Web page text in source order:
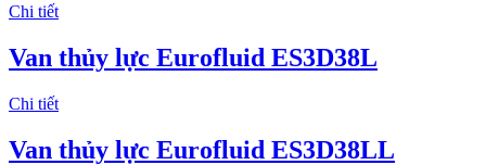
Chi tiết
Van thủy lực Eurofluid ES3D38L
Chi tiết
Van thủy lực Eurofluid ES3D38LL